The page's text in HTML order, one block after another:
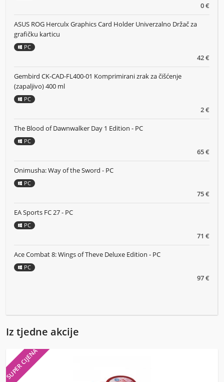
0 €
42 €
ASUS ROG Herculx Graphics Card Holder Univerzalno Držač za
grafičku karticu
PC
2 €
Gembird CK-CAD-FL400-01 Komprimirani zrak za čišćenje
(zapaljivo) 400 ml
PC
65 €
The Blood of Dawnwalker Day 1 Edition - PC
PC
75 €
Onimusha: Way of the Sword - PC
PC
71 €
EA Sports FC 27 - PC
PC
97 €
Ace Combat 8: Wings of Theve Deluxe Edition - PC
PC
Iz tjedne akcije
SUPER CIJENA